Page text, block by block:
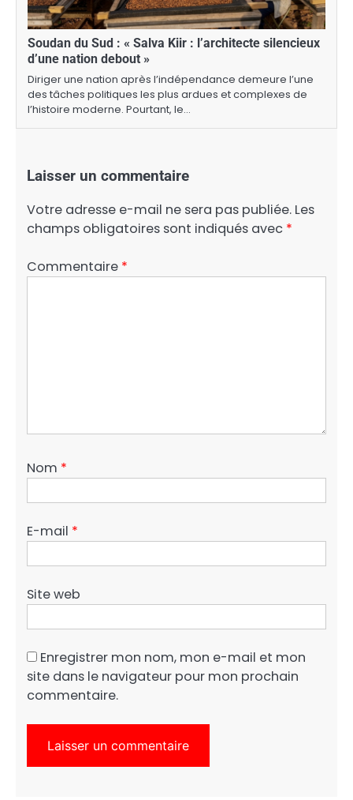
Soudan du Sud : « Salva Kiir : l’architecte silencieux
d’une nation debout »
Diriger une nation après l’indépendance demeure l’une
des tâches politiques les plus ardues et complexes de
l’histoire moderne. Pourtant, le…
Laisser un commentaire
Votre adresse e-mail ne sera pas publiée. Les
champs obligatoires sont indiqués avec *
Commentaire *
Nom *
E-mail *
Site web
Enregistrer mon nom, mon e-mail et mon
site dans le navigateur pour mon prochain
commentaire.